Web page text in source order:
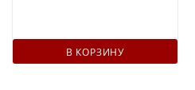
В КОРЗИНУ